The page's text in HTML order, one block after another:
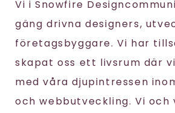
Vi i Snowfire
gäng drivna designers,
företagsbyggare. Vi har
skapat oss ett livsrum där
med våra djupintressen
och webbutveckling. Vi och